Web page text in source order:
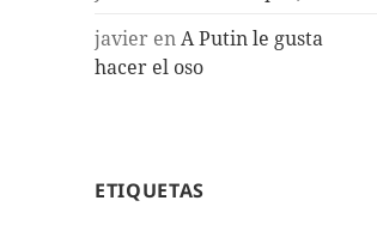
javier enA Putin le gusta
hacer el oso
ETIQUETAS